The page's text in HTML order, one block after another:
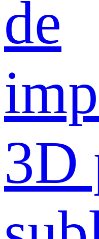
de
3D